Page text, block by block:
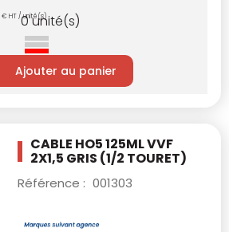
€ HT / unité(s)
0unité(s)
Ajouter au panier
CABLE HO5 125ML VVF
2X1,5 GRIS (1/2 TOURET)
Référence : 001303